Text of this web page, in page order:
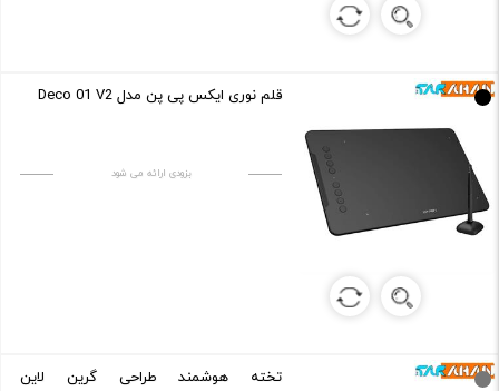
قلم نوری ایکس پی پن مدل Deco 01 V2
بزودی ارائه می شود
تخته هوشمند طراحی گرین لاین